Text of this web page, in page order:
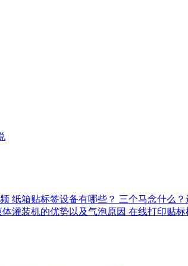
纸箱贴标签设备有哪些？ 三个马念什么
灌装机的优势以及气泡原因 在线打印贴